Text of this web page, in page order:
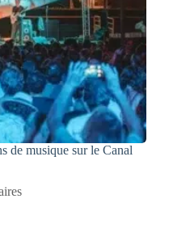
de musique sur le Canal